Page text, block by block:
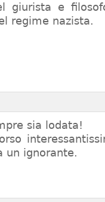
giurista e
regime nazista.
sia lodata!
un ignorante.